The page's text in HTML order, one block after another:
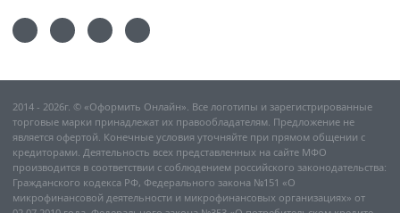
2014 - 2026г. © «Оформить Онлайн». Все логотипы и зарегистрированные
торговые марки принадлежат их правообладателям. Предложение не
является офертой. Конечные условия уточняйте при прямом общении с
кредиторами. Деятельность всех представленных на сайте МФО
производится в соответствии с соблюдением российского законодательства:
Гражданского кодекса РФ, Федерального закона №151 «О
микрофинансовой деятельности и микрофинансовых организациях» от